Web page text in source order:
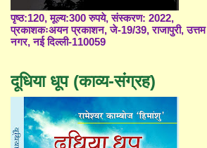
पृष्ठ:120, मूल्य:300 रुपये, संस्करण: 2022,
प्रकाशकःअयन प्रकाशन, जे-19/39, राजापुरी, उत्तम
नगर, नई दिल्ली-110059
दूधिया धूप (काव्य-संग्रह)